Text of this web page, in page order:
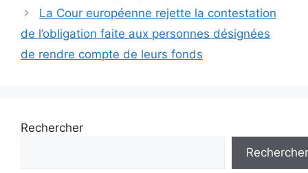
La Cour européenne rejette la contestation
de l’obligation faite aux personnes désignées
de rendre compte de leurs fonds
Rechercher
Rechercher